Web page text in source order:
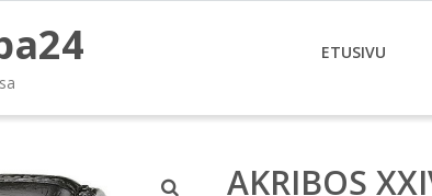
ETUSIVU
AKRIBOS